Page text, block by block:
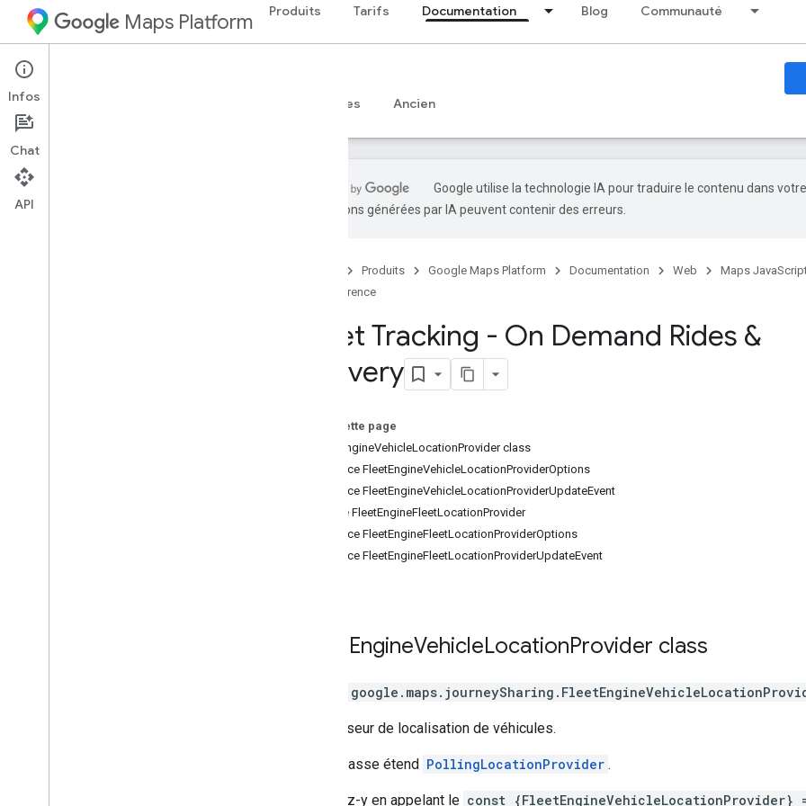
Maps Platform Produits Tarifs Documentation Blog Communauté
Web
Guides
Ressources Ancien
Google utilise la technologie IA pour traduire le contenu dans
traductions générées par IA peuvent contenir des erreurs.
Produits Google Maps Platform Documentation Web
Maps
Référence
Fleet Tracking - On Demand Rides &
Delivery
Sur cette page
FleetEngineVehicleLocationProvider class
Interface FleetEngineVehicleLocationProviderOptions
Interface FleetEngineVehicleLocationProviderUpdateEvent
Classe FleetEngineFleetLocationProvider
Interface FleetEngineFleetLocationProviderOptions
Interface FleetEngineFleetLocationProviderUpdateEvent
EngineVehicleLocationProvider class
google.maps.journeySharing .
Fournisseur de localisation de véhicules.
Cette classe étend PollingLocationProvider .
Accédez-y en appelant le const {FleetEngineVehicleLocationProvider}
Infos
Chat
API